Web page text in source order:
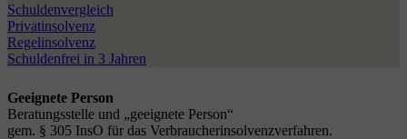
Schuldenvergleich
Privatinsolvenz
Regelinsolvenz
Schuldenfrei in 3 Jahren
Geeignete Person
Beratungsstelle und „geeignete Person“
gem. § 305 InsO für das Verbraucherinsolvenzverfahren.